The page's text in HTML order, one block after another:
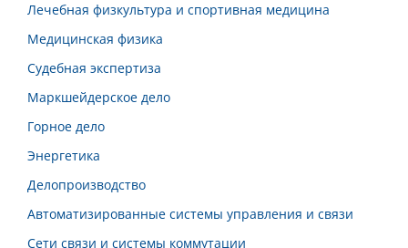
Лечебная физкультура и спортивная медицина
Медицинская физика
Судебная экспертиза
Маркшейдерское дело
Горное дело
Энергетика
Делопроизводство
Автоматизированные системы управления и связи
Сети связи и системы коммутации